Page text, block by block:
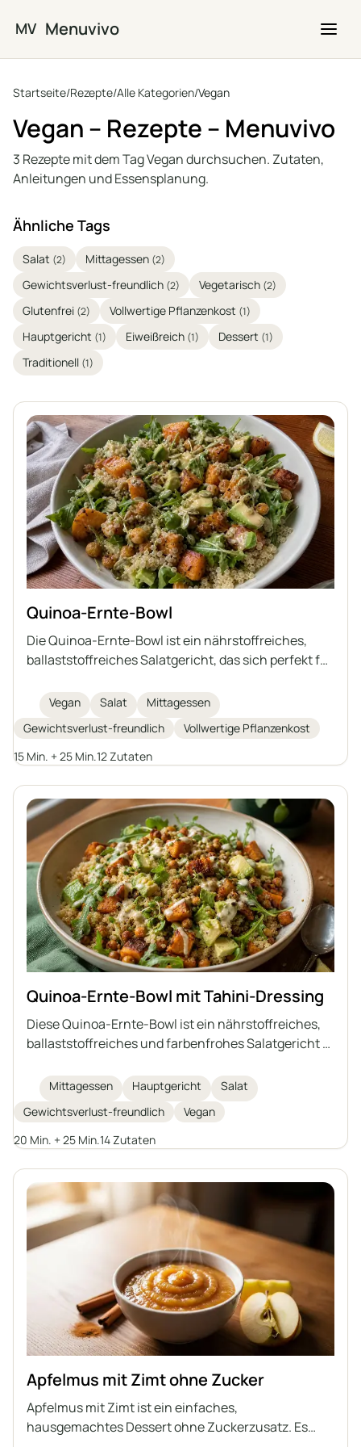
MV Menuvivo
Startseite/Rezepte/Alle Kategorien/Vegan
Vegan – Rezepte – Menuvivo
3 Rezepte mit dem Tag Vegan durchsuchen. Zutaten,
Anleitungen und Essensplanung.
Ähnliche Tags
Salat (2) Mittagessen (2)
Gewichtsverlust-freundlich (2) Vegetarisch (2)
Glutenfrei (2) Vollwertige Pflanzenkost (1)
Hauptgericht (1) Eiweißreich (1) Dessert (1)
Traditionell (1)
Quinoa-Ernte-Bowl
Die Quinoa-Ernte-Bowl ist ein nährstoffreiches,
ballaststoffreiches Salatgericht, das sich perfekt für
Bowl vereint gekochten Quinoa, geröstete
Süßkartoffeln, knusprige Kichererbsen, cremige
Avocado, gekeimte Kürbiskerne, Blattgemüse und
ein würziges hausgemachtes Tahini-Dressing. Die
gesunde Fette für langanhaltende Energie und
machen sie ideal für alle, die eine vollwertige,
figurbewusste Mahlzeit suchen.
Vegan Salat
Mittagessen
Gewichtsverlust-freundlich
Vollwertige Pflanzenkost
15 Min. + 25 Min.12 Zutaten
Quinoa-Ernte-Bowl mit Tahini-Dressing
Diese Quinoa-Ernte-Bowl ist ein nährstoffreiches,
ballaststoffreiches und farbenfrohes Salatgericht –
gerösteten Süßkartoffeln, Kichererbsen, frischer
Rucola, Avocado und gekeimten Kürbiskernen wird
sie mit einem hausgemachten Tahini-Dressing für
zusätzlichen Geschmack und Cremigkeit
eine sättigende, pflanzliche Mahlzeit suchen.
Mittagessen Hauptgericht
Salat
Gewichtsverlust-freundlich
Vegan
20 Min. + 25 Min.14 Zutaten
Apfelmus mit Zimt ohne Zucker
Apfelmus mit Zimt ist ein einfaches,
hausgemachtes Dessert ohne Zuckerzusatz. Es